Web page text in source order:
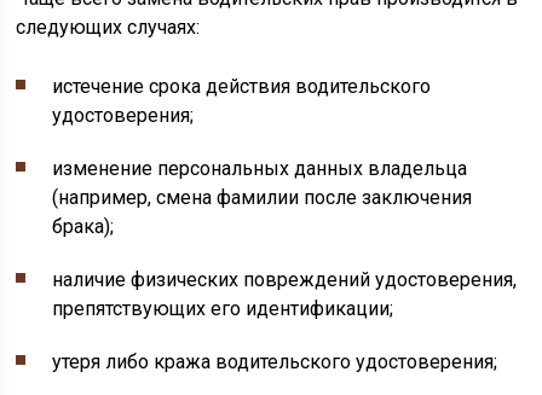
следующих случаях:
истечение срока действия водительского
удостоверения;
изменение персональных данных владельца
(например, смена фамилии после заключения
брака);
наличие физических повреждений удостоверения,
препятствующих его идентификации;
утеря либо кража водительского удостоверения;